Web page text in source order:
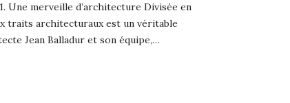
Une merveille d’architecture Divisée en
traits architecturaux est un véritable
Jean Balladur et son équipe,…